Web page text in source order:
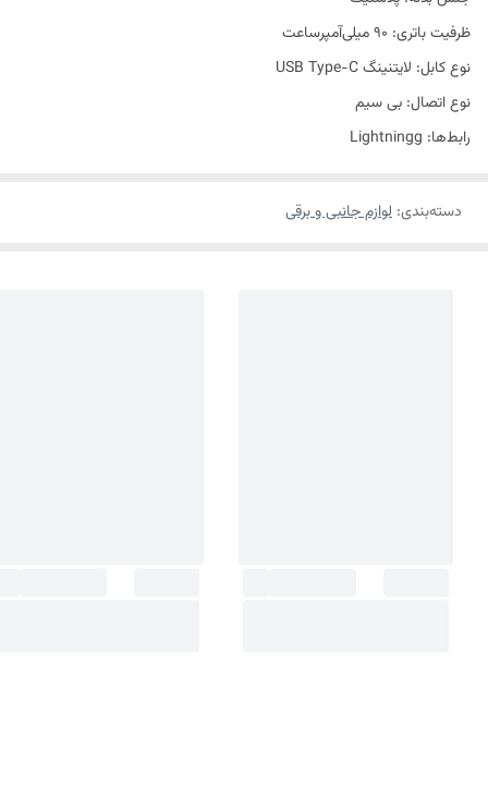
ظرفیت باتری: 90 میلی‌آمپر‌ساعت
نوع کابل: لایتنینگ USB Type-C
نوع اتصال: بی سیم
رابط‌ها: Lightningg
دسته‌بندی: لوازم جانبی و برقی